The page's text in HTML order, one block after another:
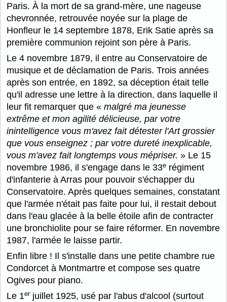
Paris. À la mort de sa grand-mère, une nageuse
chevronnée, retrouvée noyée sur la plage de
Honfleur le 14 septembre 1878, Erik Satie après sa
première communion rejoint son père à Paris.
Le 4 novembre 1879, il entre au Conservatoire de
musique et de déclamation de Paris. Trois années
après son entrée, en 1892, sa déception était telle
qu'il adresse une lettre à la direction, dans laquelle il
leur fit remarquer que « malgré ma jeunesse
extrême et mon agilité délicieuse, par votre
inintelligence vous m'avez fait détester l'Art grossier
que vous enseignez ; par votre dureté inexplicable,
vous m'avez fait longtemps vous mépriser. » Le 15
novembre 1986, il s'engage dans le 33e régiment
d'infanterie à Arras pour pouvoir s'échapper du
Conservatoire. Après quelques semaines, constatant
que l'armée n'était pas faite pour lui, il restait debout
dans l'eau glacée à la belle étoile afin de contracter
une bronchiolite pour se faire réformer. En novembre
1987, l'armée le laisse partir.
Enfin libre ! Il s'installe dans une petite chambre rue
Condorcet à Montmartre et compose ses quatre
Ogives pour piano.
Le 1erjuillet 1925, usé par l'abus d'alcool (surtout